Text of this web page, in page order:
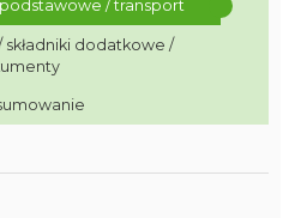
podstawowe / transport
dodatkowe /